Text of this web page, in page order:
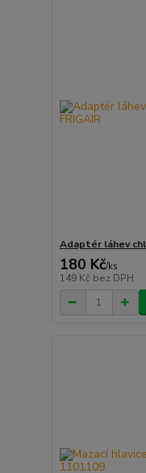
Adaptér láhev
180 Kč/ks
149 Kč bez DPH